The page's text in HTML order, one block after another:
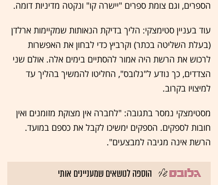
הספרים, וגם צומת ספרים "יישרה קו" ונקטה מדיניות דומה.
עוד בעניין סטימצקי: הליך בדיקת הנאותות שמקיימות ארלדן
(בעלת השליטה בכתר) וקרביץ כדי לבחון את האפשרות
לרכוש את הרשת היה אמור להסתיים בימים אלה. אולם שני
הצדדים, כך נודע ל"גלובס", החליטו להמשיך בהליך עד
למיצויו בקרוב.
מסטימצקי נמסר בתגובה: "לחברה אין מצוקת מזומנים ואין
חובות לספקים. הספקים ימשיכו לקבל את כספם במועד.
הרשת אינה מגיבה למבצעים".
הוספה לנושאים שמעניינים אותי